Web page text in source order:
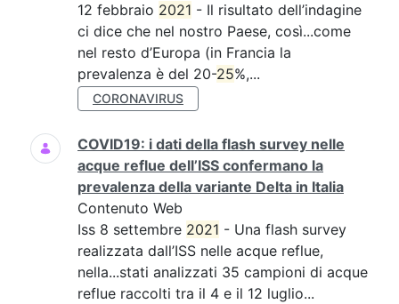
12 febbraio 2021 - Il risultato dell’indagine
ci dice che nel nostro Paese, così...come
nel resto d’Europa (in Francia la
prevalenza è del 20-25%,...
CORONAVIRUS
COVID19: i dati della flash survey nelle
acque reflue dell’ISS confermano la
prevalenza della variante Delta in Italia
Contenuto Web
Iss 8 settembre 2021 - Una flash survey
realizzata dall’ISS nelle acque reflue,
nella...stati analizzati 35 campioni di acque
reflue raccolti tra il 4 e il 12 luglio...